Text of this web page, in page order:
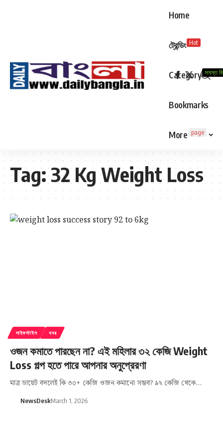
Home
ট্রেন্ডিং Hot
Category সমস্ত
Bookmarks
More page
Tag:32 Kg Weight Loss
লাইফস্টাইল খবর
ওজন কমাতে পারছেন না? এই মহিলার ৩২ কেজি Weight
Loss গল্প হতে পারে আপনার অনুপ্রেরণা
মাত্র ডায়েট বদলেই কি ৩০+ কেজি ওজন কমানো সম্ভব? ৯২ কেজি থেকে…
NewsDeskMarch 1, 2026